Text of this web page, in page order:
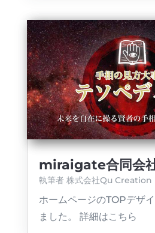
miraigate合同会
執筆者 株式会社Qu Creation
ホームページのTOPデザ
ました。 詳細はこちら